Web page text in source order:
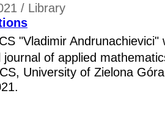
/ Library
"Vladimir Andrunachievici"
journal of applied
University of Zielona